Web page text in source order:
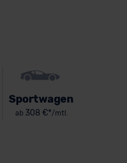
Sportwagen
ab308 €*/mtl.